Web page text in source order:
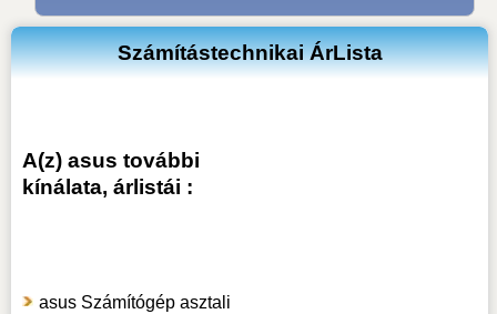
Számítástechnikai ÁrLista
A(z) asus további
kínálata, árlistái :
asus Számítógép asztali